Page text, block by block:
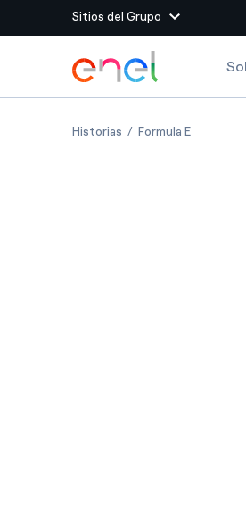
Sitios del Grupo
Sitios del Grupo
Dirígete al contenido principal
HistoriasEl espectáculo de
Formula EEl